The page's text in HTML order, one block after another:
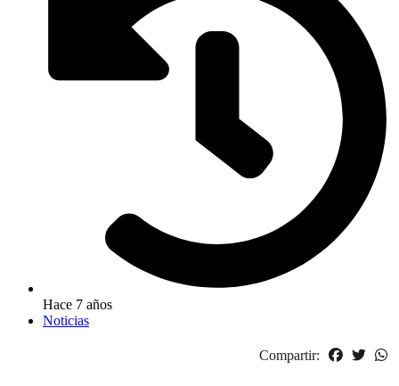
Hace 7 años
Noticias
Compartir: